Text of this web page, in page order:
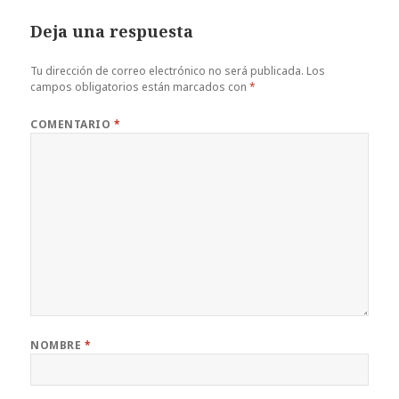
Deja una respuesta
Tu dirección de correo electrónico no será publicada. Los
campos obligatorios están marcados con*
COMENTARIO *
NOMBRE *